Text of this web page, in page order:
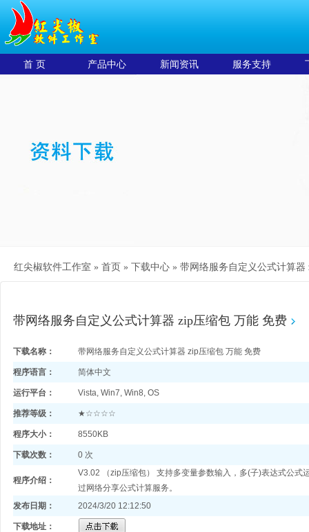
首 页 产品中心 新闻资讯 服务支持
红尖椒软件工作室 » 首页 » 下载中心 » 带网络服务自定义公式计算器
带网络服务自定义公式计算器 zip压缩包 万能 免费
下载名称： 带网络服务自定义公式计算器 zip压缩包 万能 免费
程序语言： 简体中文
运行平台： Vista, Win7, Win8, OS
推荐等级： ★☆☆☆☆
程序大小： 8550KB
下载次数： 0 次
程序介绍：
V3.02 （zip压缩包） 支持多变量参数输入，多(子)表达式公式
过网络分享公式计算服务。
发布日期：
2024/3/20 12:12:50
下载地址：